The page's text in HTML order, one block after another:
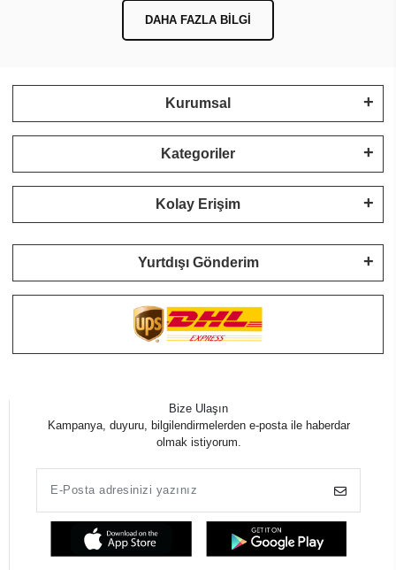
DAHA FAZLA BILGI
Kurumsal
Kategoriler
Kolay Erişim
Yurtdışı Gönderim
Bize Ulaşın
Kampanya, duyuru, bilgilendirmelerden e-posta ile haberdar
olmak istiyorum.